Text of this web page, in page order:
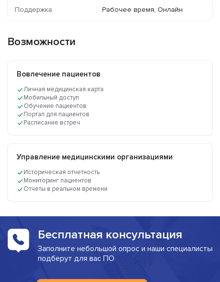
Поддержка Рабочее время, Онлайн
Возможности
Вовлечение пациентов
Личная медицинская карта
Мобильный доступ
Обучение пациентов
Портал для пациентов
Расписание встреч
Управление медицинскими организациями
Историческая отчетность
Мониторинг пациентов
Отчеты в реальном времени
Бесплатная консультация
Заполните небольшой опрос и наши специалисты
подберут для вас ПО